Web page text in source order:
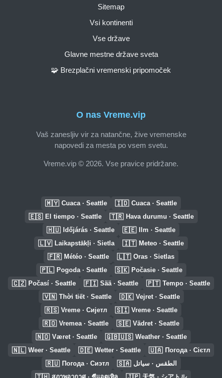
O nas Vreme.vip
Vaš zanesljiv vir za natančne, žive vremenske
napovedi za mesta po vsem svetu.
Vreme.vip © 2026. Vse pravice pridržane.
Sitemap
Vsi kontinenti
Vse države
Glavne mestne države sveta
🧩 Brezplačni vremenski pripomoček
🇲🇾 Cuaca · Seattle 🇮🇩 Cuaca · Seattle
🇪🇸 El tiempo · Seattle 🇹🇷 Hava durumu · Seattle
🇭🇺 Időjárás · Seattle 🇪🇪 Ilm · Seattle
🇱🇻 Laikapstākļi · Sietla 🇮🇹 Meteo · Seattle
🇫🇷 Météo · Seattle 🇱🇹 Oras · Sietlas
🇵🇱 Pogoda · Seattle 🇸🇰 Počasie · Seattle
🇨🇿 Počasí · Seattle 🇫🇮 Sää · Seattle 🇵🇹 Tempo · Seattle
🇻🇳 Thời tiết · Seattle 🇩🇰 Vejret · Seattle
🇷🇸 Vreme · Сијетл 🇸🇮 Vreme · Seattle
🇷🇴 Vremea · Seattle 🇸🇪 Vädret · Seattle
🇳🇴 Været · Seattle 🇬🇧🇺🇸 Weather · Seattle
🇳🇱 Weer · Seattle 🇩🇪 Wetter · Seattle 🇺🇦 Погода · Сієтл
🇷🇺 Погода · Сиэтл 🇸🇦 الطقس · سياتل